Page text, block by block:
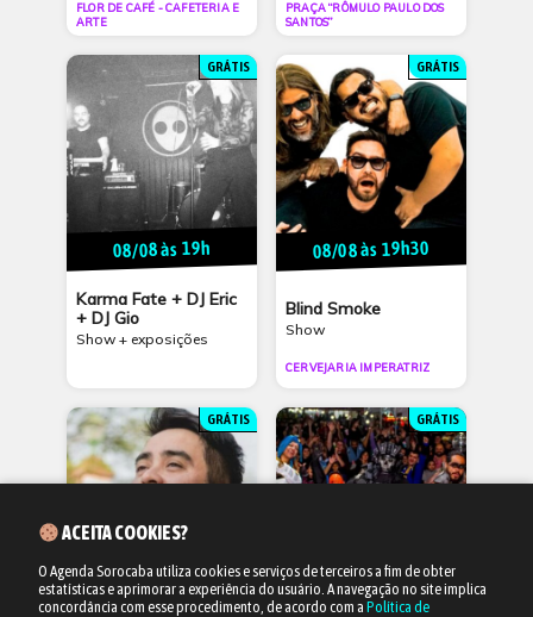
FLOR DE CAFÉ - CAFETERIA E
ARTE
PRAÇA “RÔMULO PAULO DOS
SANTOS”
GRÁTIS
08/08 às 19h
Karma Fate + DJ Eric
+ DJ Gio
Show + exposições
GRÁTIS
08/08 às 19h30
Blind Smoke
Show
CERVEJARIA IMPERATRIZ
GRÁTIS
Amanhã às 14h30
GRÁTIS
14/08 às 17h
ACEITA COOKIES?
O Agenda Sorocaba utiliza cookies e serviços de terceiros a fim de obter
estatísticas e aprimorar a experiência do usuário. A navegação no site implica
concordância com esse procedimento, de acordo com a Política de